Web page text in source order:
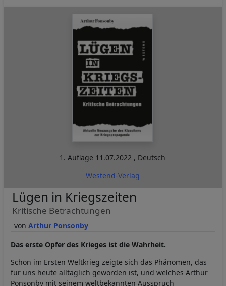
1. Auflage 11.07.2022 , Deutsch
Westend-Verlag
Arthur Ponsonby
Lügen in Kriegszeiten
Kritische Betrachtungen
Das erste Opfer des Krieges ist die Wahrheit.
Schon im Ersten Weltkrieg zeigte sich das Phänomen, das
für uns heute alltäglich geworden ist, und welches Arthur
Ponsonby mit seinem weltbekannten Ausspruch